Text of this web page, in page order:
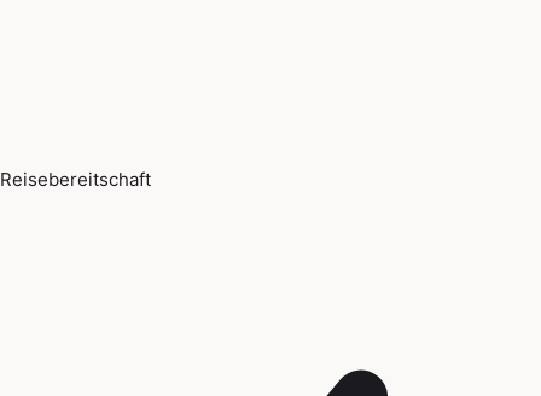
Reisebereitschaft